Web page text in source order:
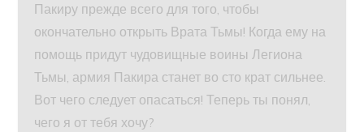
Пакиру прежде всего для того, чтобы
окончательно открыть Врата Тьмы! Когда ему на
помощь придут чудовищные воины Легиона
Тьмы, армия Пакира станет во сто крат сильнее.
Вот чего следует опасаться! Теперь ты понял,
чего я от тебя хочу?